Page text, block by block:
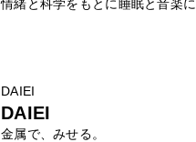
情緒と科学をもとに睡眠と音楽
DAIEI
DAIEI
金属で、みせる。